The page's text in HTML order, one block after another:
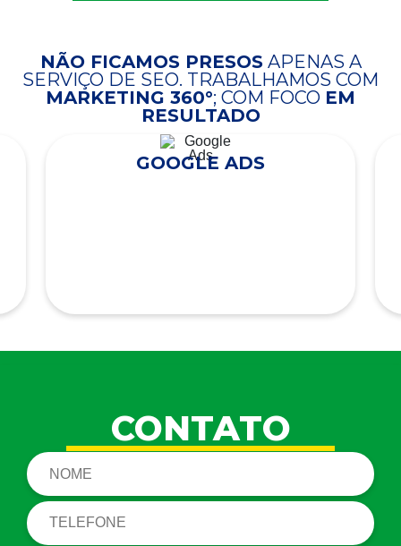
NÃO FICAMOS PRESOSAPENAS A
SERVIÇO DE SEO. TRABALHAMOS COM
MARKETING 360°; COM FOCO EM
RESULTADO
GOOGLE ADS
CONTATO